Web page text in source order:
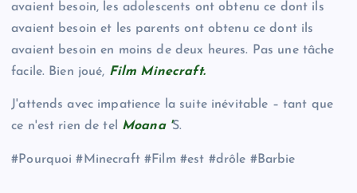
avaient besoin, les adolescents ont obtenu ce dont ils
avaient besoin et les parents ont obtenu ce dont ils
avaient besoin en moins de deux heures. Pas une tâche
facile. Bien joué, Film Minecraft.
J'attends avec impatience la suite inévitable – tant que
ce n'est rien de tel Moana 'S.
#Pourquoi #Minecraft #Film #est #drôle #Barbie